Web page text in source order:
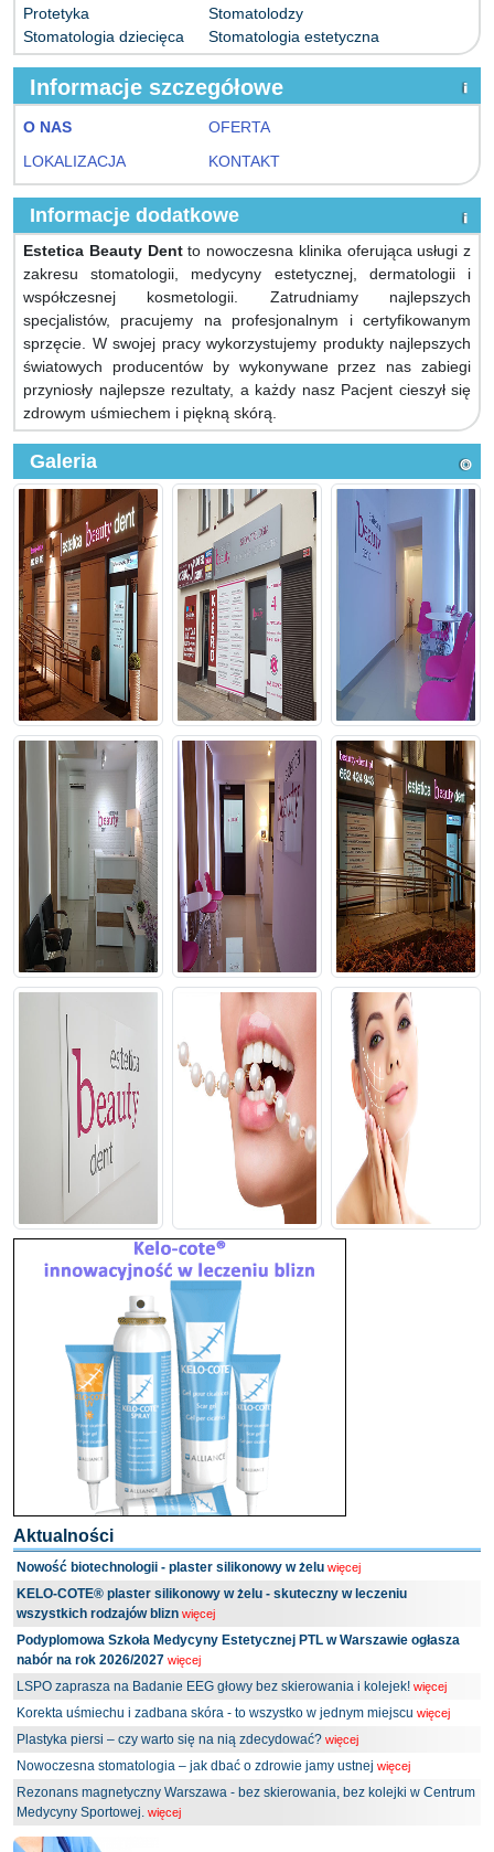
Protetyka
Stomatolodzy
Stomatologia dziecięca
Stomatologia estetyczna
Informacje szczegółowe
O NAS
OFERTA
LOKALIZACJA
KONTAKT
Informacje dodatkowe
Estetica Beauty Dentto nowoczesna klinika oferująca usługi z
zakresu stomatologii, medycyny estetycznej, dermatologii i
współczesnej kosmetologii. Zatrudniamy najlepszych
specjalistów, pracujemy na profesjonalnym i certyfikowanym
sprzęcie. W swojej pracy wykorzystujemy produkty najlepszych
światowych producentów by wykonywane przez nas zabiegi
przyniosły najlepsze rezultaty, a każdy nasz Pacjent cieszył się
zdrowym uśmiechem i piękną skórą.
Galeria
Aktualności
Nowość biotechnologii - plaster silikonowy w żelu więcej
KELO-COTE® plaster silikonowy w żelu - skuteczny w leczeniu
wszystkich rodzajów blizn więcej
Podyplomowa Szkoła Medycyny Estetycznej PTL w Warszawie ogłasza
nabór na rok 2026/2027 więcej
LSPO zaprasza na Badanie EEG głowy bez skierowania i kolejek! więcej
Korekta uśmiechu i zadbana skóra - to wszystko w jednym miejscu więcej
Plastyka piersi – czy warto się na nią zdecydować? więcej
Nowoczesna stomatologia – jak dbać o zdrowie jamy ustnej więcej
Rezonans magnetyczny Warszawa - bez skierowania, bez kolejki w Centrum
Medycyny Sportowej. więcej